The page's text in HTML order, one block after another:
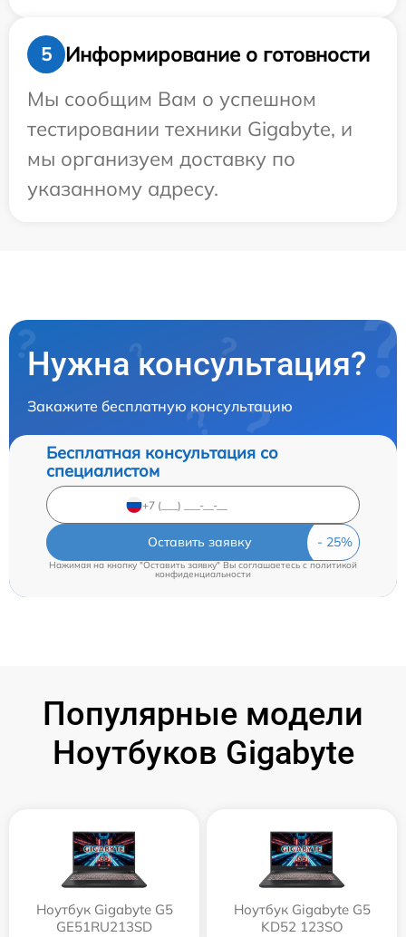
5
Информирование о готовности
Мы сообщим Вам о успешном
тестировании техники Gigabyte, и
мы организуем доставку по
указанному адресу.
Нужна консультация?
Закажите бесплатную консультацию
Бесплатная консультация со
специалистом
Оставить заявку
Нажимая на кнопку "Оставить заявку" Вы соглашаетесь c политикой
конфиденциальности
Популярные модели
Ноутбуков Gigabyte
Ноутбук Gigabyte G5
GE51RU213SD
Ноутбук Gigabyte G5
KD52 123SO